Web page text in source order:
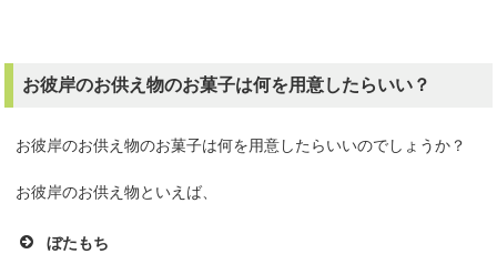
お彼岸のお供え物のお菓子は何を用意したらいい？
お彼岸のお供え物のお菓子は何を用意したらいいのでしょうか？
お彼岸のお供え物といえば、
ぼたもち